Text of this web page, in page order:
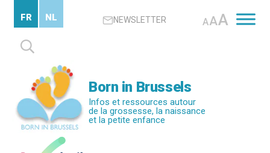
contenu
principal
NEWSLETTER AAA
Rechercher :
FR NL
Born in Brussels
Infos et ressources autour
de la grossesse, la naissance
et la petite enfance